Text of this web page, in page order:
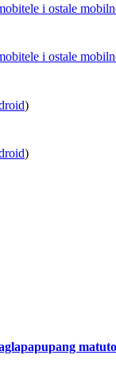
i ostale
i ostale
)
)